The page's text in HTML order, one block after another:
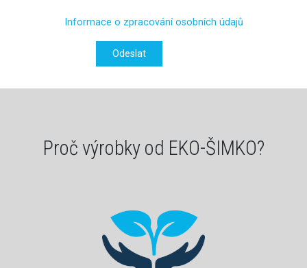
Informace o zpracování osobních údajů
Proč výrobky od EKO-ŠIMKO?